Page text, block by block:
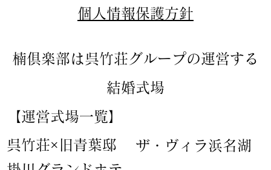
​個人情報保護方針
【運営式場一覧】
​呉竹荘×旧青葉邸
ザ・ヴィラ浜名湖
楠倶楽部は呉竹荘グループの運営する
結婚式場